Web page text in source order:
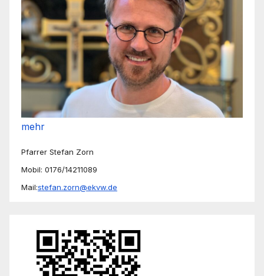
mehr
Pfarrer Stefan Zorn
Mobil: 0176/14211089
Mail:stefan.zorn@ekvw.de